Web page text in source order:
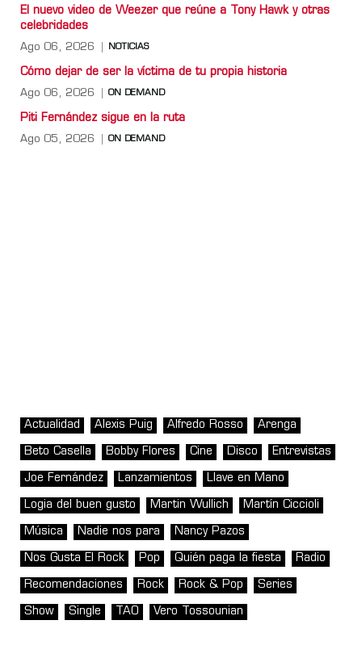
El nuevo video de Weezer que reúne a Tony Hawk y otras
celebridades
Ago 06, 2026 NOTICIAS
Cómo dejar de ser la víctima de tu propia historia
Ago 06, 2026 ON DEMAND
Piti Fernández sigue en la ruta
Ago 05, 2026 ON DEMAND
Actualidad Alexis Puig Alfredo Rosso Arenga
Beto Casella Bobby Flores Cine Disco Entrevistas
Joe Fernández Lanzamientos Llave en Mano
Logia del buen gusto Martin Wullich Martín Ciccioli
Música Nadie nos para Nancy Pazos
Nos Gusta El Rock Pop Quién paga la fiesta Radio
Recomendaciones Rock Rock & Pop Series
Show Single TAO Vero Tossounian